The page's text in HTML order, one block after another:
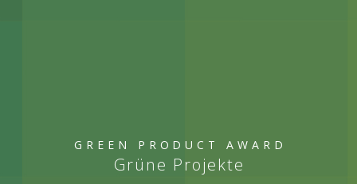
GREEN PRODUCT AWARD
Grüne Projekte